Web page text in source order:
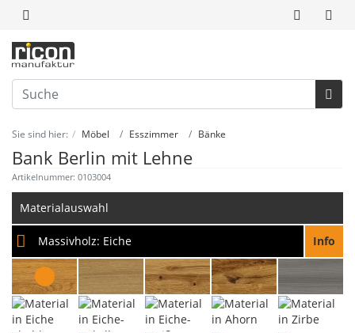
Sie sind hier: Möbel Esszimmer Bänke
Bank Berlin mit Lehne
Artikelnummer: 0103004
Materialauswahl
Massivholz: Eiche Info